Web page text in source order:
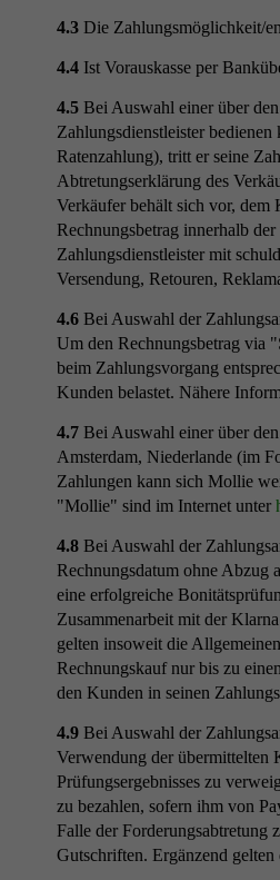
4.3 Die Zahlungsmöglichkeit/
4.4 Ist Vorauskasse per
4.5 Bei Auswahl einer über
Zahlungsdienstleister
Ratenzahlung), tritt er seine
Abtretungserklärung des
Verkäufer behält sich vor, dem
Rechnungsbetrag innerhalb
Zahlungsdienstleister mit
Versendung, Retouren,
4.6 Bei Auswahl der
Um den Rechnungsbetrag via
beim Zahlungsvorgang
Kunden belastet. Nähere
4.7 Bei Auswahl einer über
Amsterdam, Niederlande (im
Zahlungen kann sich Mollie
"Mollie" sind im Internet unter
4.8 Bei Auswahl der
Rechnungsdatum ohne Abzug
eine erfolgreiche
Zusammenarbeit mit der
gelten insoweit die
Rechnungskauf nur bis zu
den Kunden in seinen
4.9 Bei Auswahl der
Verwendung der übermittelten
Prüfungsergebnisses zu
zu bezahlen, sofern ihm von
Falle der Forderungsabtretung
Gutschriften. Ergänzend